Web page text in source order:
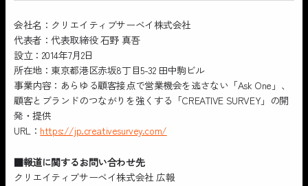
会社名：クリエイティブサーベイ株式会社
代表者：代表取締役 石野 真吾
設立：2014年7月2日
所在地：東京都港区赤坂8丁目5-32 田中駒ビル
事業内容：あらゆる顧客接点で営業機会を逃さない「Ask One」、
顧客とブランドのつながりを強くする「CREATIVE SURVEY」の開
発・提供
URL： https://jp.creativesurvey.com/
■報道に関するお問い合わせ先
クリエイティブサーベイ株式会社 広報